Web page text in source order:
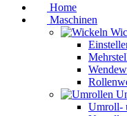
Home
Maschinen
Umroll-